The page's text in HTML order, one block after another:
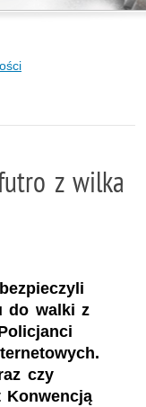
z wilka
do walki z
czy
Konwencją